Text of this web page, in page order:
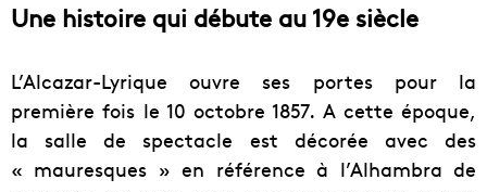
Une histoire qui débute au 19e siècle
L’Alcazar-Lyrique ouvre ses portes pour la
première fois le 10 octobre 1857. A cette époque,
la salle de spectacle est décorée avec des
« mauresques » en référence à l’Alhambra de